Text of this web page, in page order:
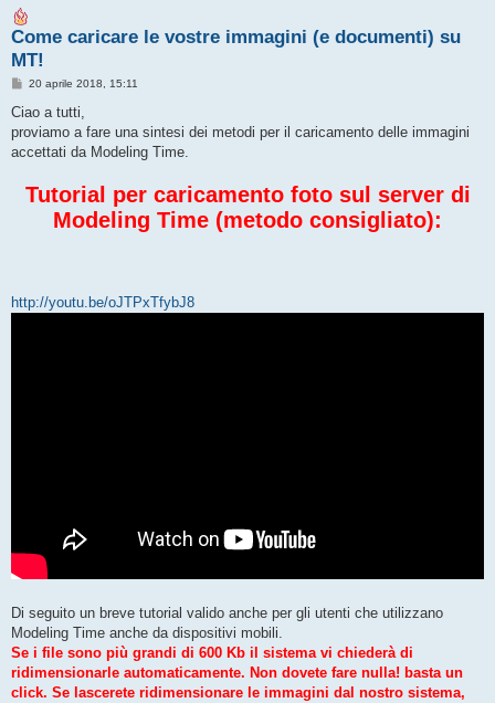
Come caricare le vostre immagini (e documenti) su
MT!
M
s
a
g
o
20 aprile 2018, 15:11
Ciao a tutti,
proviamo a fare una sintesi dei metodi per il caricamento delle immagini
accettati da Modeling Time.
Tutorial per caricamento foto sul server di
Modeling Time (metodo consigliato):
http://youtu.be/oJTPxTfybJ8
Di seguito un breve tutorial valido anche per gli utenti che utilizzano
Modeling Time anche da dispositivi mobili.
Se i file sono più grandi di 600 Kb il sistema vi chiederà di
ridimensionarle automaticamente. Non dovete fare nulla! basta un
click. Se lascerete ridimensionare le immagini dal nostro sistema,